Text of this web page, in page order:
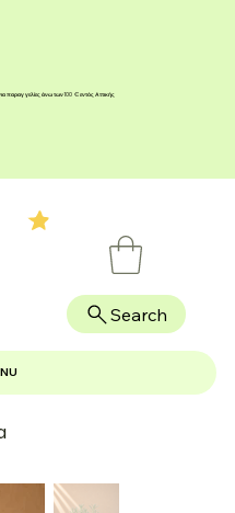
παραγγελίες άνω των 100 € εντός Αττικής
Search